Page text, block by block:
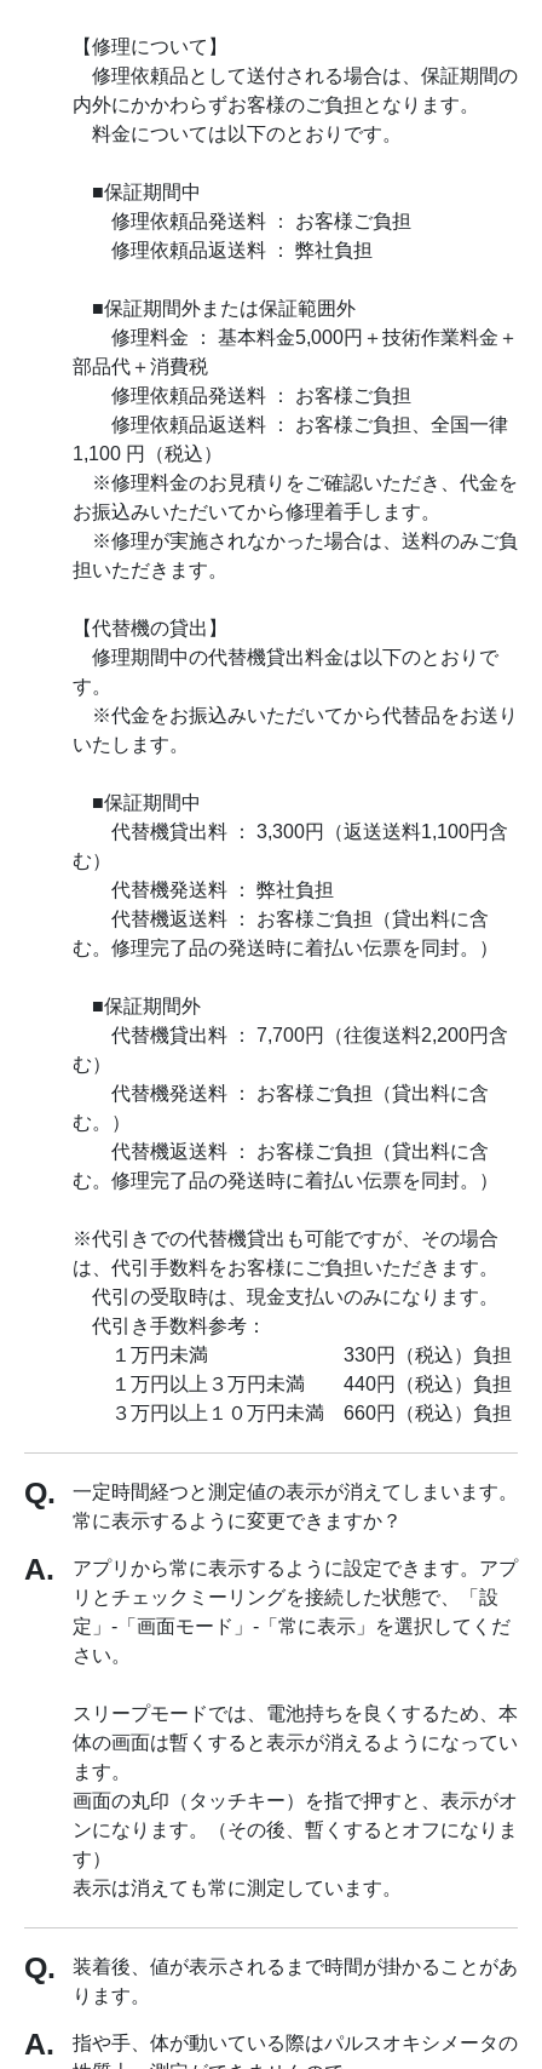
【修理について】
修理依頼品として送付される場合は、保証期間の
内外にかかわらずお客様のご負担となります。
料金については以下のとおりです。
■保証期間中
修理依頼品発送料 ： お客様ご負担
修理依頼品返送料 ： 弊社負担
■保証期間外または保証範囲外
修理料金 ： 基本料金5,000円＋技術作業料金＋
部品代＋消費税
修理依頼品発送料 ： お客様ご負担
修理依頼品返送料 ： お客様ご負担、全国一律
1,100 円（税込）
※修理料金のお見積りをご確認いただき、代金を
お振込みいただいてから修理着手します。
※修理が実施されなかった場合は、送料のみご負
担いただきます。
【代替機の貸出】
修理期間中の代替機貸出料金は以下のとおりで
す。
※代金をお振込みいただいてから代替品をお送り
いたします。
■保証期間中
代替機貸出料 ： 3,300円（返送送料1,100円含
む）
代替機発送料 ： 弊社負担
代替機返送料 ： お客様ご負担（貸出料に含
む。修理完了品の発送時に着払い伝票を同封。）
■保証期間外
代替機貸出料 ： 7,700円（往復送料2,200円含
む）
代替機発送料 ： お客様ご負担（貸出料に含
む。）
代替機返送料 ： お客様ご負担（貸出料に含
む。修理完了品の発送時に着払い伝票を同封。）
※代引きでの代替機貸出も可能ですが、その場合
は、代引手数料をお客様にご負担いただきます。
代引の受取時は、現金支払いのみになります。
代引き手数料参考：
１万円未満 330円（税込）負担
１万円以上３万円未満 440円（税込）負担
３万円以上１０万円未満 660円（税込）負担
一定時間経つと測定値の表示が消えてしまいます。
常に表示するように変更できますか？
アプリから常に表示するように設定できます。アプ
リとチェックミーリングを接続した状態で、「設
定」-「画面モード」-「常に表示」を選択してくだ
さい。
スリープモードでは、電池持ちを良くするため、本
体の画面は暫くすると表示が消えるようになってい
ます。
画面の丸印（タッチキー）を指で押すと、表示がオ
ンになります。（その後、暫くするとオフになりま
す）
表示は消えても常に測定しています。
装着後、値が表示されるまで時間が掛かることがあ
ります。
指や手、体が動いている際はパルスオキシメータの